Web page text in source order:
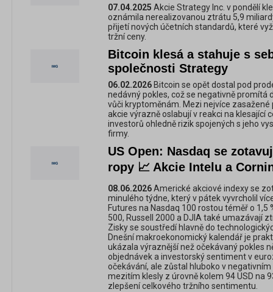
07.04.2025 Akcie Strategy Inc. v pondělí
oznámila nerealizovanou ztrátu 5,9
přijetí nových účetních standardů, které
tržní ceny.
Bitcoin klesá a stahuje s
společnosti Strategy
06.02.2026 Bitcoin se opět dostal pod
nedávný pokles, což se negativně promítá
vůči kryptoměnám. Mezi nejvíce
akcie výrazně oslabují v reakci na klesající
investorů ohledně rizik spojených s jeho
firmy.
US Open: Nasdaq se
ropy 📈 Akcie Intelu a
08.06.2026Americké akciové indexy se
minulého týdne, který v pátek vyvrcholil
Futures na Nasdaq 100 rostou téměř o 1,5
500, Russell 2000 a DJIA také umazávají
Zisky se soustředí hlavně do
Dnešní makroekonomický kalendář je
ukázala výraznější než očekávaný pokles
objednávek a investorský sentiment v
očekávání, ale zůstal hluboko v
mezitím klesly z úrovně kolem 94 USD na
zlepšení celkového tržního sentimentu.